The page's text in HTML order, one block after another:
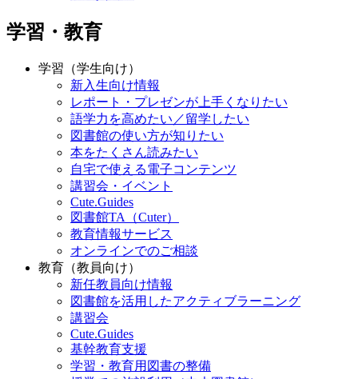
学習・教育
学習（学生向け）
新入生向け情報
レポート・プレゼンが上手くなりたい
語学力を高めたい／留学したい
図書館の使い方が知りたい
本をたくさん読みたい
自宅で使える電子コンテンツ
講習会・イベント
Cute.Guides
図書館TA（Cuter）
教育情報サービス
オンラインでのご相談
教育（教員向け）
新任教員向け情報
図書館を活用したアクティブラーニング
講習会
Cute.Guides
基幹教育支援
学習・教育用図書の整備